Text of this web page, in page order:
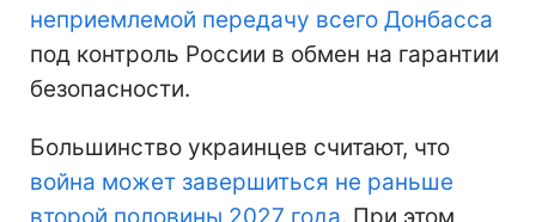
неприемлемой передачу всего Донбасса
под контроль России в обмен на гарантии
безопасности.
Большинство украинцев считают, что
война может завершиться не раньше
второй половины 2027 года. При этом